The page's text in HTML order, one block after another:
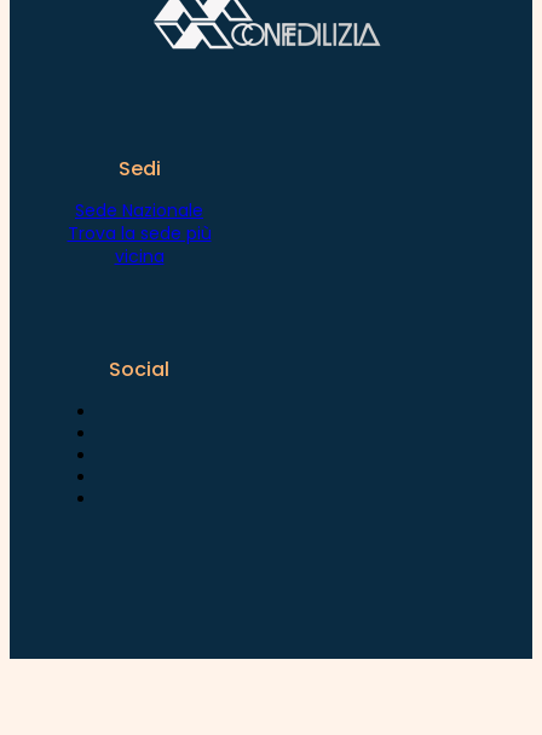
Sedi
Sede Nazionale
Trova la sede più
vicina
Social